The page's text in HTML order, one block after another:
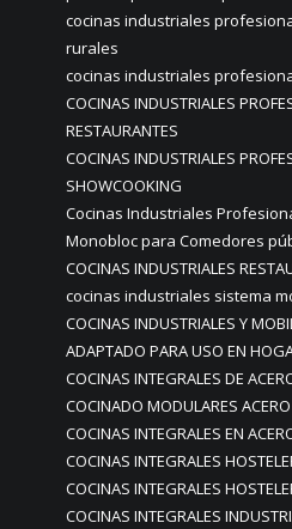
cocinas industriales
rurales
cocinas industriales
COCINAS INDUSTRIALES
RESTAURANTES
COCINAS INDUSTRIALES
SHOWCOOKING
Cocinas Industriales
Monobloc para Comedores
COCINAS INDUSTRIALES
cocinas industriales sistema
COCINAS INDUSTRIALES Y
ADAPTADO PARA USO EN
COCINAS INTEGRALES DE
COCINADO MODULARES
COCINAS INTEGRALES EN
COCINAS INTEGRALES
COCINAS INTEGRALES
COCINAS INTEGRALES